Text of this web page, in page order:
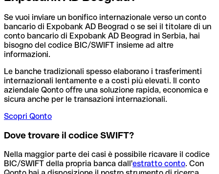
Se vuoi inviare un bonifico internazionale verso un conto
bancario di Expobank AD Beograd o se sei il titolare di un
conto bancario di Expobank AD Beograd in Serbia, hai
bisogno del codice BIC/SWIFT insieme ad altre
informazioni.
Le banche tradizionali spesso elaborano i trasferimenti
internazionali lentamente e a costi più elevati. Il conto
aziendale Qonto offre una soluzione rapida, economica e
sicura anche per le transazioni internazionali.
Scopri Qonto
Dove trovare il codice SWIFT?
Nella maggior parte dei casi è possibile ricavare il codice
BIC/SWIFT della propria banca dall'estratto conto. Con